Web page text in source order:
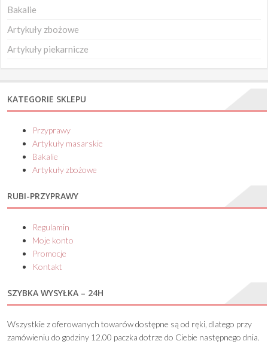
Bakalie
Artykuły zbożowe
Artykuły piekarnicze
KATEGORIE SKLEPU
Przyprawy
Artykuły masarskie
Bakalie
Artykuły zbożowe
RUBI-PRZYPRAWY
Regulamin
Moje konto
Promocje
Kontakt
SZYBKA WYSYŁKA – 24H
Wszystkie z oferowanych towarów dostępne są od ręki, dlatego przy
zamówieniu do godziny 12.00 paczka dotrze do Ciebie następnego dnia.